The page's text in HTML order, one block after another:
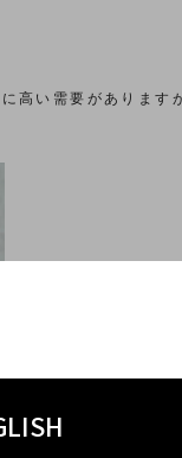
高い需要があります